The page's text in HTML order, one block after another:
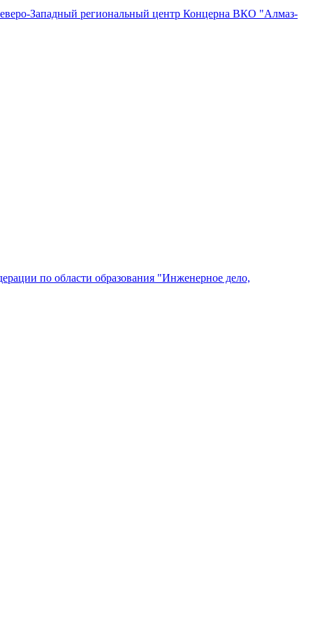
Западный региональный центр Концерна ВКО "Алмаз-
по области образования "Инженерное дело,